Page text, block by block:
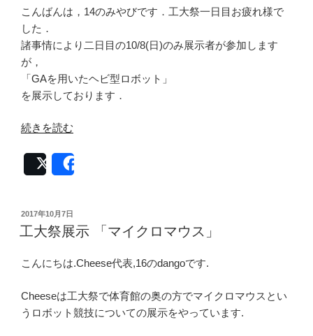
こんばんは，14のみやびです．工大祭一日目お疲れ様で
した．
諸事情により二日目の10/8(日)のみ展示者が参加します
が，
「GAを用いたヘビ型ロボット」
を展示しております．
“工
展
「GA
を
い
ヘ
ビ
続きを読む
Post
投
稿
日:
2017年10月7日
工大祭展示 「マイクロマウス」
こんにちは.Cheese代表,16のdangoです.
Cheeseは工大祭で体育館の奥の方でマイクロマウスとい
うロボット競技についての展示をやっています.